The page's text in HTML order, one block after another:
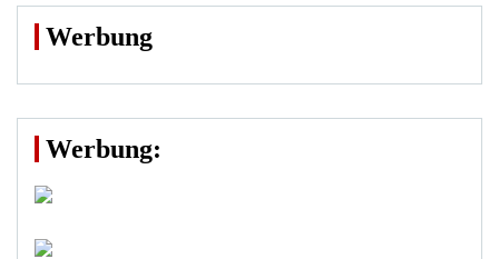
Werbung
Werbung: